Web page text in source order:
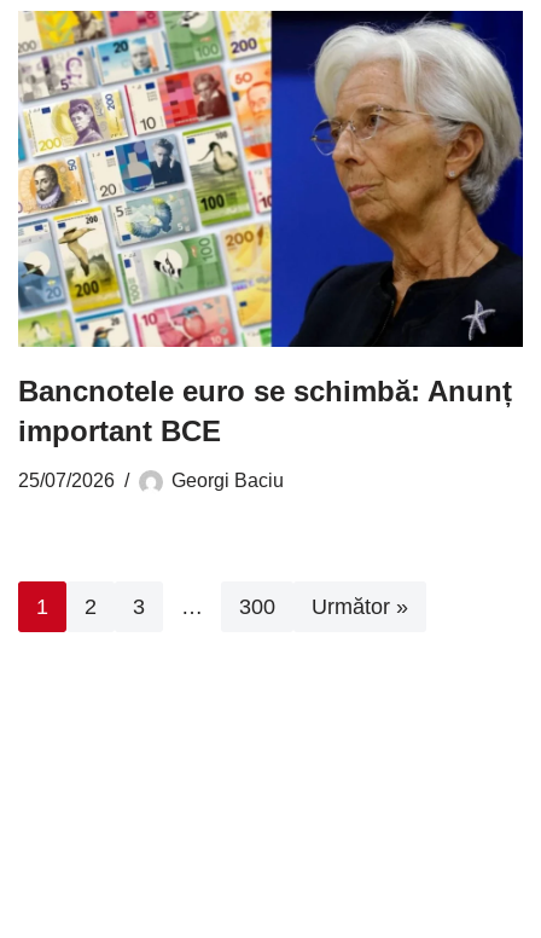
Bancnotele euro se schimbă: Anunț
important BCE
25/07/2026 Georgi Baciu
1 2 3 … 300 Următor »